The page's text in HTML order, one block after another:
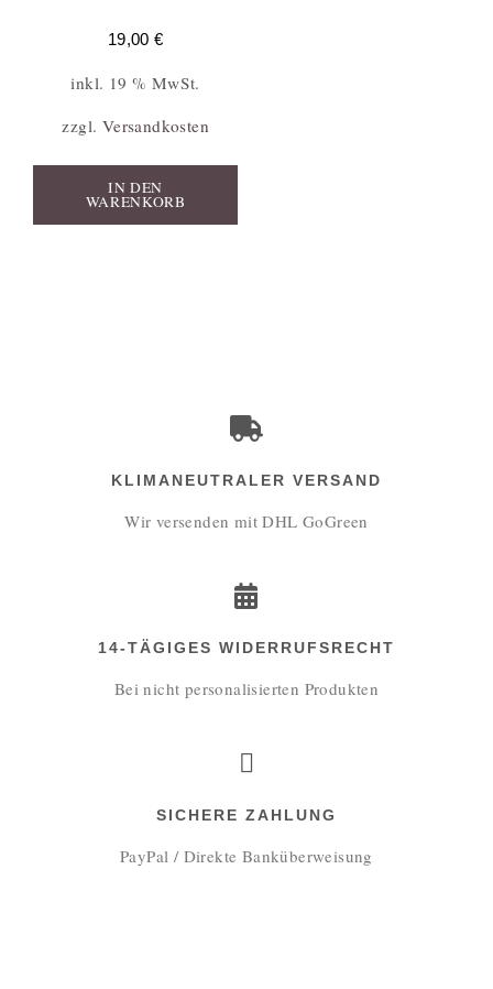
19,00€
inkl. 19 % MwSt.
zzgl. Versandkosten
IN DEN
WARENKORB
KLIMANEUTRALER VERSAND
Wir versenden mit DHL GoGreen
14-TÄGIGES WIDERRUFSRECHT
Bei nicht personalisierten Produkten
SICHERE ZAHLUNG
PayPal / Direkte Banküberweisung